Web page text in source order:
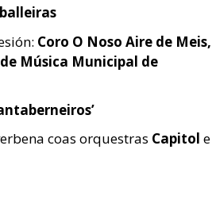
Coro O Noso Aire de Meis,
Música Municipal de
coas orquestras Capitol e